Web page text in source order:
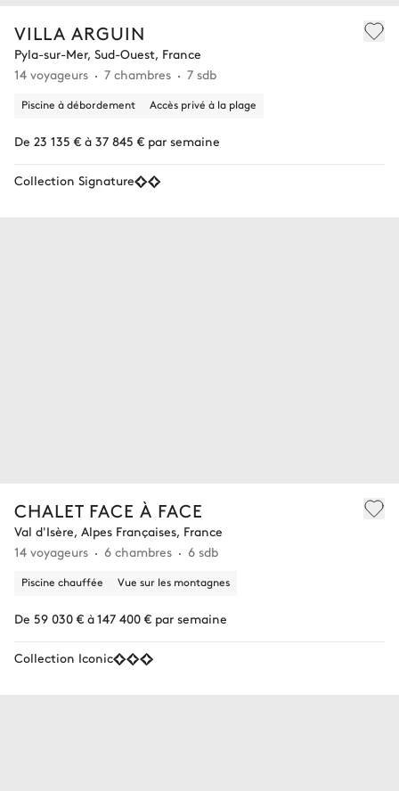
VILLA ARGUIN
Pyla-sur-Mer, Sud-Ouest, France
14 voyageurs
7 chambres 7 sdb
Piscine à débordement Accès privé à la plage
De 23 135 € à 37 845 € par semaine
Collection Signature
CHALET FACE À FACE
Val d'Isère, Alpes Françaises, France
14 voyageurs
6 chambres 6 sdb
Piscine chauffée Vue sur les montagnes
De 59 030 € à 147 400 € par semaine
Collection Iconic